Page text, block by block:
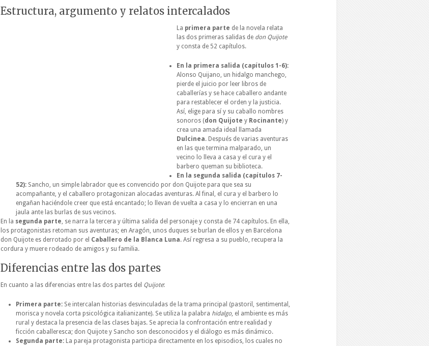
Estructura, argumento y relatos intercalados
La primera parte de la novela relata
las dos primeras salidas de don Quijote
y consta de 52 capítulos.
En la primera salida (capítulos 1-6):
Alonso Quijano, un hidalgo manchego,
pierde el juicio por leer libros de
caballerías y se hace caballero andante
para restablecer el orden y la justicia.
Así, elige para sí y su caballo nombres
sonoros (don Quijote y Rocinante) y
crea una amada ideal llamada
Dulcinea. Después de varias aventuras
en las que termina malparado, un
vecino lo lleva a casa y el cura y el
barbero queman su biblioteca.
En la segunda salida (capítulos 7-
52): Sancho, un simple labrador que es convencido por don Quijote para que sea su
acompañante, y el caballero protagonizan alocadas aventuras. Al final, el cura y el barbero lo
engañan haciéndole creer que está encantado; lo llevan de vuelta a casa y lo encierran en una
jaula ante las burlas de sus vecinos.
En la segunda parte, se narra la tercera y última salida del personaje y consta de 74 capítulos. En ella,
los protagonistas retoman sus aventuras; en Aragón, unos duques se burlan de ellos y en Barcelona
don Quijote es derrotado por el Caballero de la Blanca Luna. Así regresa a su pueblo, recupera la
cordura y muere rodeado de amigos y su familia.
Diferencias entre las dos partes
En cuanto a las diferencias entre las dos partes del Quijote:
Primera parte: Se intercalan historias desvinculadas de la trama principal (pastoril, sentimental,
morisca y novela corta psicológica italianizante). Se utiliza la palabra hidalgo, el ambiente es más
rural y destaca la presencia de las clases bajas. Se aprecia la confrontación entre realidad y
ficción caballeresca; don Quijote y Sancho son desconocidos y el diálogo es más dinámico.
Segunda parte: La pareja protagonista participa directamente en los episodios, los cuales no